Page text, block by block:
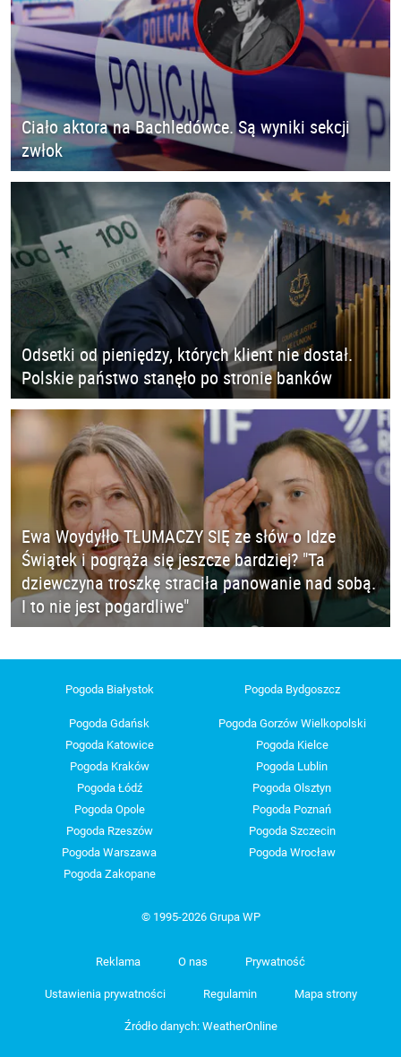
Ciało aktora na Bachledówce. Są wyniki sekcji
zwłok
Odsetki od pieniędzy, których klient nie dostał.
Polskie państwo stanęło po stronie banków
Ewa Woydyłło TŁUMACZY SIĘ ze słów o Idze
Świątek i pogrąża się jeszcze bardziej? "Ta
dziewczyna troszkę straciła panowanie nad sobą.
I to nie jest pogardliwe"
Pogoda Białystok Pogoda Bydgoszcz
Pogoda Gdańsk
Pogoda Gorzów Wielkopolski
Pogoda Katowice
Pogoda Kielce
Pogoda Kraków
Pogoda Lublin
Pogoda Łódź
Pogoda Olsztyn
Pogoda Opole
Pogoda Poznań
Pogoda Rzeszów
Pogoda Szczecin
Pogoda Warszawa
Pogoda Wrocław
Pogoda Zakopane
© 1995-2026 Grupa WP
Reklama O nas Prywatność
Ustawienia prywatności Regulamin Mapa strony
Źródło danych: WeatherOnline